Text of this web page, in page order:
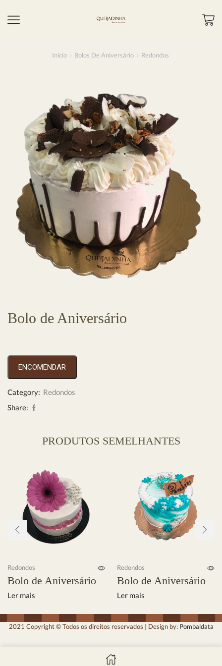
Início Bolos De Aniversário Redondos
Bolo de Aniversário
ENCOMENDAR
Category: Redondos
Share:
PRODUTOS SEMELHANTES
Redondos
Bolo de Aniversário
Ler mais
Redondos
Bolo de Aniversário
Ler mais
2021 Copyright © Todos os direitos reservados | Design by:Pombaldata